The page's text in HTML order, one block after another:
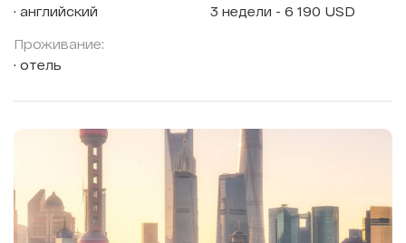
английский
Проживание:
отель
3 недели - 6 190 USD